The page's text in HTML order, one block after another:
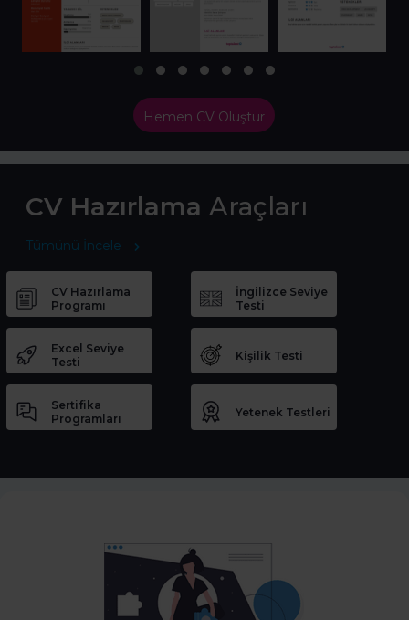
Hemen CV Oluştur
CV Hazırlama Araçları
Tümünü İncele
CV Hazırlama
Programı
İngilizce Seviye
Testi
Excel Seviye
Testi
Kişilik Testi
Sertifika
Programları
Yetenek Testleri